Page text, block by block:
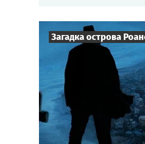
Cыграть Смотреть
Загадка острова
Игроков -25
Время игры ч.
Тематика Мистика
Тип квеста Квестория